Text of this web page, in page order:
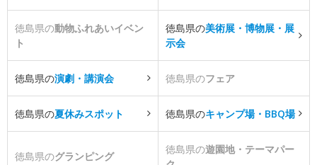
徳島県の動物ふれあいイベン
ト
徳島県の美術展・博物展・展
示会
徳島県の演劇・講演会 徳島県のフェア
徳島県の夏休みスポット 徳島県のキャンプ場・BBQ場
徳島県のグランピング
徳島県の遊園地・テーマパー